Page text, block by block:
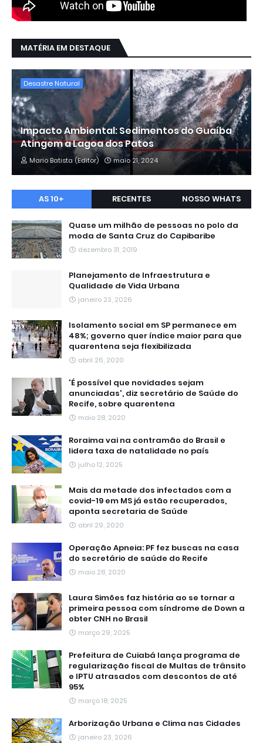
MATÉRIA EM DESTAQUE
Desastre Natural
Impacto Ambiental: Sedimentos do Guaíba
Atingem a Lagoa dos Patos
Mario Batista (Editor) maio 21, 2024
AS 10+ RECENTES NOSSO WHATS
Quase um milhão de pessoas no polo da
moda de Santa Cruz do Capibaribe
dezembro 31, 2019
Planejamento de Infraestrutura e
Qualidade de Vida Urbana
janeiro 23, 2026
Isolamento social em SP permanece em
48%; governo quer índice maior para que
quarentena seja flexibilizada
abril 26, 2020
'É possível que novidades sejam
anunciadas', diz secretário de Saúde do
Recife, sobre quarentena
maio 28, 2020
Roraima vai na contramão do Brasil e
lidera taxa de natalidade no país
julho 12, 2025
Mais da metade dos infectados com a
covid-19 em MS já estão recuperados,
aponta secretaria de Saúde
abril 29, 2020
Operação Apneia: PF fez buscas na casa
do secretário de saúde do Recife
maio 28, 2020
Laura Simões faz história ao se tornar a
primeira pessoa com síndrome de Down a
obter CNH no Brasil
março 29, 2025
Prefeitura de Cuiabá lança programa de
regularização fiscal de Multas de trânsito
e IPTU atrasados com descontos de até
95%
março 18, 2025
Arborização Urbana e Clima nas Cidades
janeiro 23, 2026